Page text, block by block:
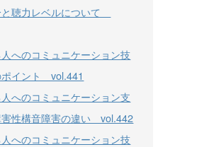
聴力レベルについて
へのコミュニケーション技
ポイント vol.441
へのコミュニケーション支
害性構音障害の違い vol.442
へのコミュニケーション技